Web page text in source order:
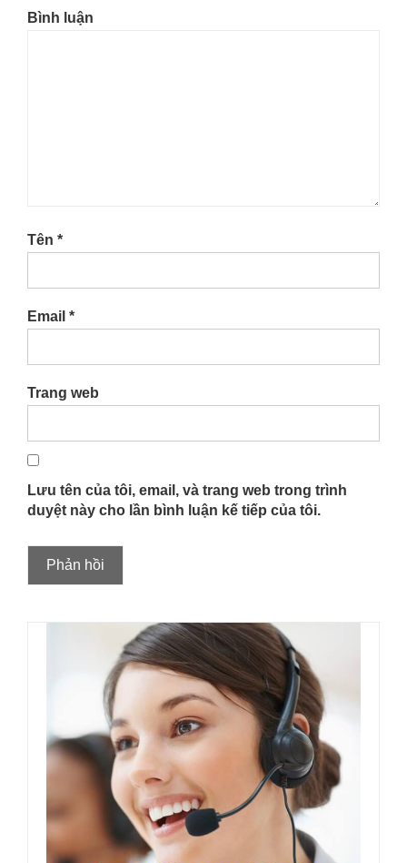
Bình luận
Tên *
Email *
Trang web
Lưu tên của tôi, email, và trang web trong trình
duyệt này cho lần bình luận kế tiếp của tôi.